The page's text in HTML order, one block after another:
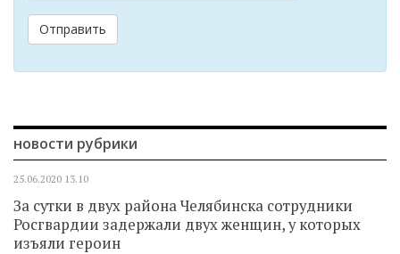
Отправить
новости рубрики
25.06.2020 13.10
За сутки в двух района Челябинска сотрудники
Росгвардии задержали двух женщин, у которых
изъяли героин